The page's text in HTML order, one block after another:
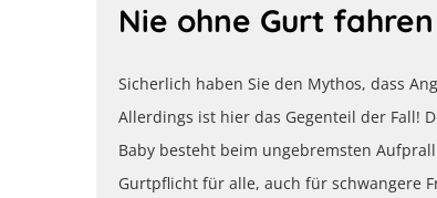
Nie ohne Gurt fahren
Sicherlich haben Sie den Mythos, dass
Allerdings ist hier das Gegenteil der Fall!
Baby besteht beim ungebremsten
Gurtpflicht für alle, auch für schwangere